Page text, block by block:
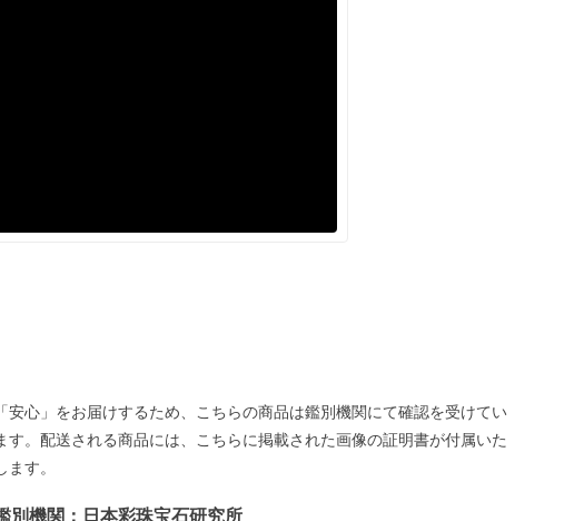
「安心」をお届けするため、こちらの商品は鑑別機関にて確認を受けてい
す。配送される商品には、こちらに掲載された画像の証明書が付属いた
ます。
別機関：日本彩珠宝石研究所